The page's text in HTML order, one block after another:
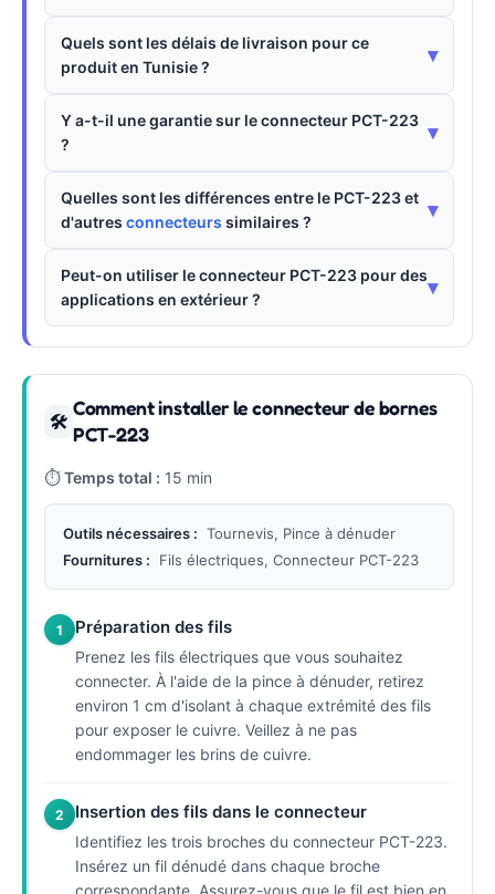
Quels sont les délais de livraison pour ce
produit en Tunisie ?
▾
Y a-t-il une garantie sur le connecteur PCT-223
?
▾
Quelles sont les différences entre le PCT-223 et
d'autres connecteurs similaires ?
▾
Peut-on utiliser le connecteur PCT-223 pour des
applications en extérieur ?
▾
🛠
Comment installer le connecteur de bornes
PCT-223
⏱Temps total : 15 min
Outils nécessaires : Tournevis, Pince à dénuder
Fournitures :
Fils électriques, Connecteur PCT-223
1 Préparation des fils
Prenez les fils électriques que vous souhaitez
connecter. À l'aide de la pince à dénuder, retirez
environ 1 cm d'isolant à chaque extrémité des fils
pour exposer le cuivre. Veillez à ne pas
endommager les brins de cuivre.
2 Insertion des fils dans le connecteur
Identifiez les trois broches du connecteur PCT-223.
Insérez un fil dénudé dans chaque broche
correspondante. Assurez-vous que le fil est bien en